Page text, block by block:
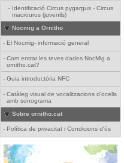
- Identificació Circus pygargus - Circus
macrourus (juvenils)
Nocmig a Ornitho
- El Nocmig- informació general
- Com entrar les teves dades NocMig a
ornitho.cat?
- Guia introductòria NFC
- Catàleg visual de vocalitzacions d'ocells
amb sonograma
Sobre ornitho.cat
- Política de privacitat i Condicions d'ús